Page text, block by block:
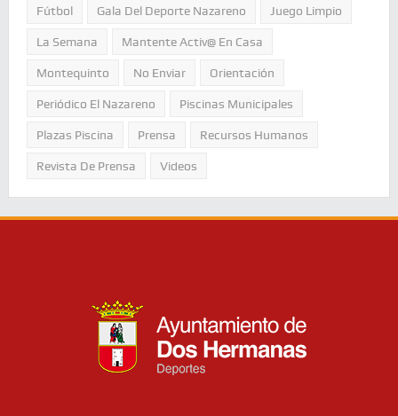
Fútbol Gala Del Deporte Nazareno Juego Limpio
La Semana Mantente Activ@ En Casa
Montequinto No Enviar Orientación
Periódico El Nazareno Piscinas Municipales
Plazas Piscina Prensa Recursos Humanos
Revista De Prensa Videos